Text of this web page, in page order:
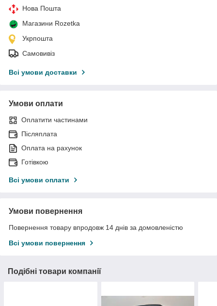
Нова Пошта
Магазини Rozetka
Укрпошта
Самовивіз
Всі умови доставки
Умови оплати
Оплатити частинами
Післяплата
Оплата на рахунок
Готівкою
Всі умови оплати
Умови повернення
Повернення товару впродовж 14 днів за домовленістю
Всі умови повернення
Подібні товари компанії